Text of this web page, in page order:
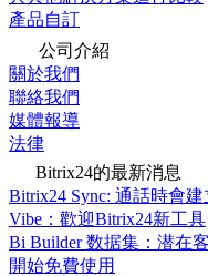
產品自訂
公司介紹
關於我們
聯絡我們
媒體報導
法律
Bitrix24的最新消息
Bitrix24 Sync: 通話時會
Vibe：歡迎Bitrix24新工具
Bi Builder 数据集：潜在
開始免費使用